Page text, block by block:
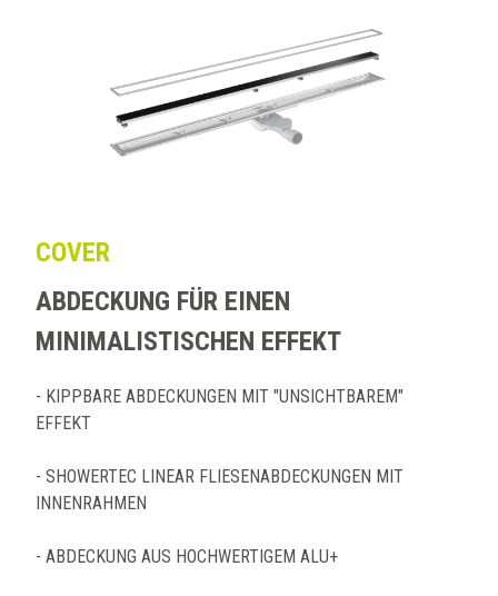
COVER
ABDECKUNG FÜR EINEN
MINIMALISTISCHEN EFFEKT
- KIPPBARE ABDECKUNGEN MIT "UNSICHTBAREM"
EFFEKT
- SHOWERTEC LINEAR FLIESENABDECKUNGEN MIT
INNENRAHMEN
- ABDECKUNG AUS HOCHWERTIGEM ALU+